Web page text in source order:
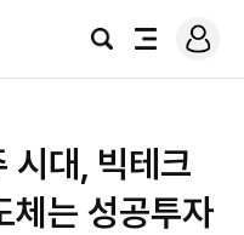
검
전
로
그
시대, 빅테크
는 성공투자